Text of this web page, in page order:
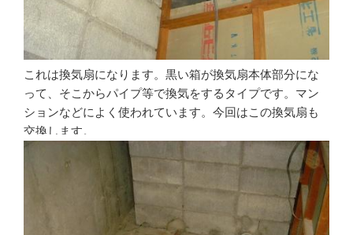
これは換気扇になります。黒い箱が換気扇本体部分にな
って、そこからパイプ等で換気をするタイプです。マン
ションなどによく使われています。今回はこの換気扇も
交換します。